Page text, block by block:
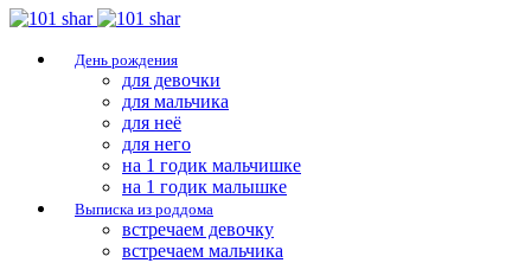
День рождения
для девочки
для мальчика
для неё
для него
на 1 годик мальчишке
на 1 годик малышке
Выписка из роддома
встречаем девочку
встречаем мальчика